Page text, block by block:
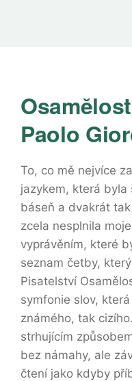
Paolo
To, co mě nejvíce
jazykem, která
báseň a dvakrát
zcela nesplnila
vyprávěním, které
seznam četby,
Pisatelství
symfonie slov,
známého, tak
strhujícím
bez námahy, ale
čtení jako kdyby